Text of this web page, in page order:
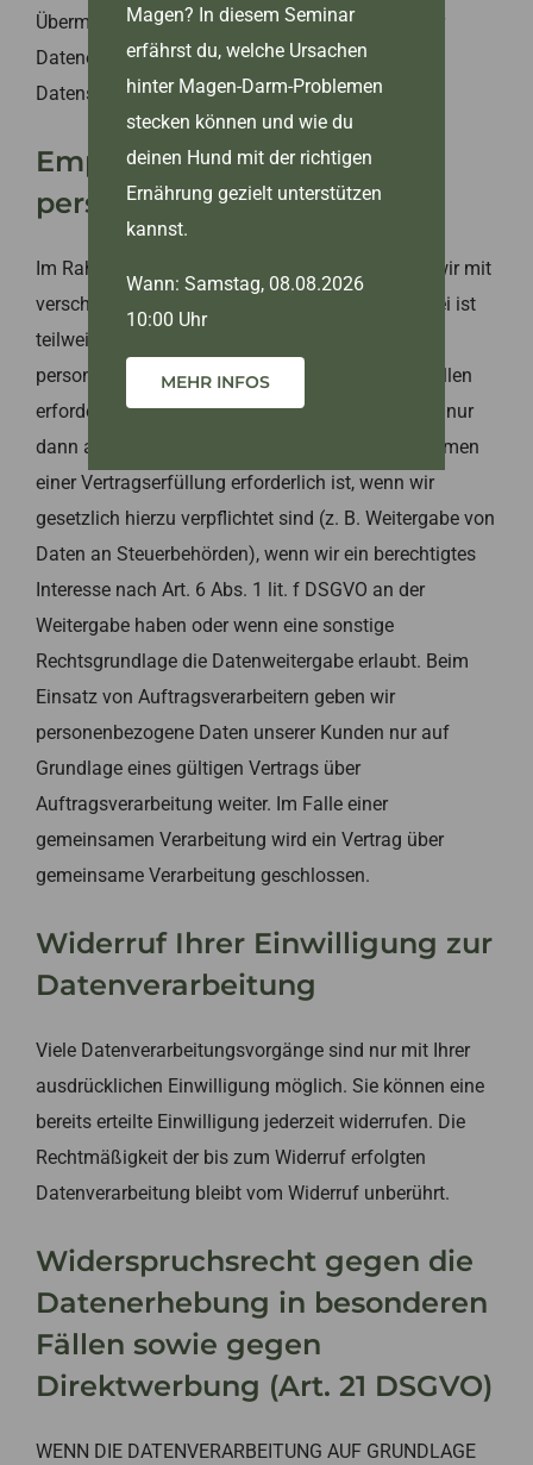
Übermittlungen an Drittstaaten einschließlich der
Datenempfänger finden Sie in dieser
Datenschutzerklärung.
Empfänger von
personenbezogenen Daten
Im Rahmen unserer Geschäftstätigkeit arbeiten wir mit
verschiedenen externen Stellen zusammen. Dabei ist
teilweise auch eine Übermittlung von
personenbezogenen Daten an diese externen Stellen
erforderlich. Wir geben personenbezogene Daten nur
dann an externe Stellen weiter, wenn dies im Rahmen
einer Vertragserfüllung erforderlich ist, wenn wir
gesetzlich hierzu verpflichtet sind (z. B. Weitergabe von
Daten an Steuerbehörden), wenn wir ein berechtigtes
Interesse nach Art. 6 Abs. 1 lit. f DSGVO an der
Weitergabe haben oder wenn eine sonstige
Rechtsgrundlage die Datenweitergabe erlaubt. Beim
Einsatz von Auftragsverarbeitern geben wir
personenbezogene Daten unserer Kunden nur auf
Grundlage eines gültigen Vertrags über
Auftragsverarbeitung weiter. Im Falle einer
gemeinsamen Verarbeitung wird ein Vertrag über
gemeinsame Verarbeitung geschlossen.
Widerruf Ihrer Einwilligung zur
Datenverarbeitung
Viele Datenverarbeitungsvorgänge sind nur mit Ihrer
ausdrücklichen Einwilligung möglich. Sie können eine
bereits erteilte Einwilligung jederzeit widerrufen. Die
Rechtmäßigkeit der bis zum Widerruf erfolgten
Datenverarbeitung bleibt vom Widerruf unberührt.
Widerspruchsrecht gegen die
Datenerhebung in besonderen
Fällen sowie gegen
Direktwerbung (Art. 21 DSGVO)
WENN DIE DATENVERARBEITUNG AUF GRUNDLAGE
Magen? In diesem Seminar
erfährst du, welche Ursachen
hinter Magen-Darm-Problemen
stecken können und wie du
deinen Hund mit der richtigen
Ernährung gezielt unterstützen
kannst.
Wann: Samstag, 08.08.2026
10:00 Uhr
MEHR INFOS